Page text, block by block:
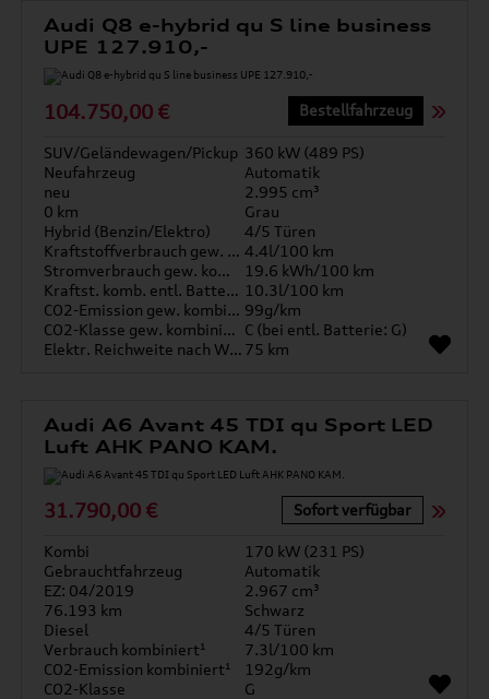
Audi Q8 e-hybrid qu S line business
UPE 127.910,-
104.750,00 € Bestellfahrzeug
SUV/Geländewagen/Pickup 360 kW (489 PS)
Neufahrzeug
Automatik
neu
2.995 cm³
0 km
Grau
Hybrid (Benzin/Elektro)
4/5 Türen
Kraftstoffverbrauch gew. kombiniert 4.4l/100 km
Stromverbrauch gew. kombiniert
19.6 kWh/100 km
Kraftst. komb. entl. Batterie 10.3l/100 km
CO2-Emission gew. kombiniert 99g/km
CO2-Klasse gew. kombiniert C (bei entl. Batterie: G)
Elektr. Reichweite nach WLTP* 75 km
Audi A6 Avant 45 TDI qu Sport LED
Luft AHK PANO KAM.
31.790,00 € Sofort verfügbar
Kombi
170 kW (231 PS)
Gebrauchtfahrzeug
Automatik
EZ: 04/2019
2.967 cm³
76.193 km
Schwarz
Diesel
4/5 Türen
Verbrauch kombiniert¹
7.3l/100 km
CO2-Emission kombiniert¹
192g/km
CO2-Klasse
G